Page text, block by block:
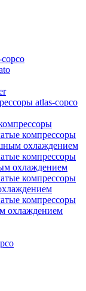
atlas-copco
компрессоры
охлаждением
компрессоры
охлаждением
компрессоры
компрессоры
охлаждением